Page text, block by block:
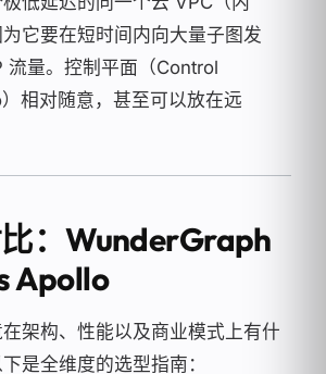
它要在短时间内向大量子图发
流量。控制平面（Control
相对随意，甚至可以放在远
：WunderGraph
Apollo
架构、性能以及商业模式上有什
是全维度的选型指南：